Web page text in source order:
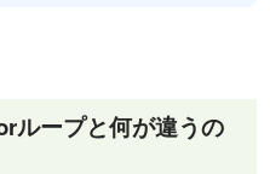
ループと何が違うの